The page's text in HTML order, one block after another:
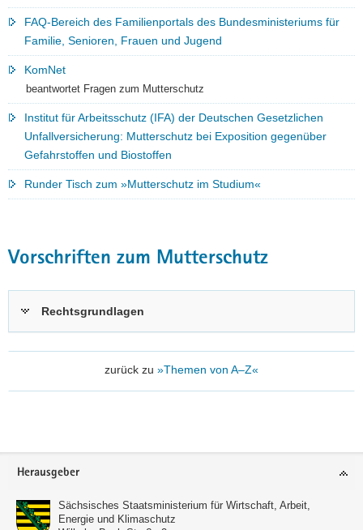
FAQ-Bereich des Familienportals des Bundesministeriums für
Familie, Senioren, Frauen und Jugend
KomNet
beantwortet Fragen zum Mutterschutz
Institut für Arbeitsschutz (IFA) der Deutschen Gesetzlichen
Unfallversicherung: Mutterschutz bei Exposition gegenüber
Gefahrstoffen und Biostoffen
Runder Tisch zum »Mutterschutz im Studium«
Vorschriften zum Mutterschutz
Rechtsgrundlagen
zurück zu »Themen von A–Z«
Footer-
Herausgeber
Sächsisches Staatsministerium für Wirtschaft, Arbeit,
Energie und Klimaschutz